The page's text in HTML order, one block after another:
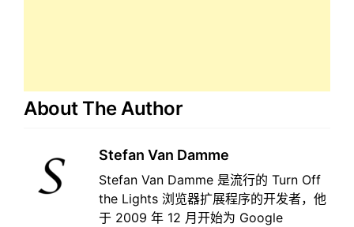
About The Author
Stefan Van Damme
Stefan Van Damme 是流行的 Turn Off
the Lights 浏览器扩展程序的开发者，他
于 2009 年 12 月开始为 Google